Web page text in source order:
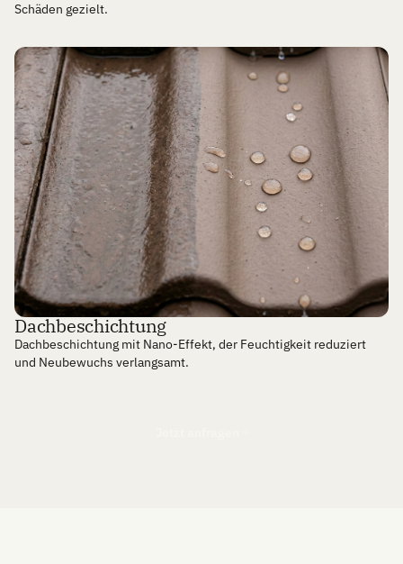
Mehr erfahren
Schäden gezielt.
Dachbeschichtung
Dachbeschichtung mit Nano-Effekt, der Feuchtigkeit reduziert
und Neubewuchs verlangsamt.